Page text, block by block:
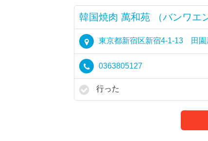
韓国焼肉 萬和苑 （バンワエ
東京都新宿区新宿4-1-13 田園
0363805127
行った